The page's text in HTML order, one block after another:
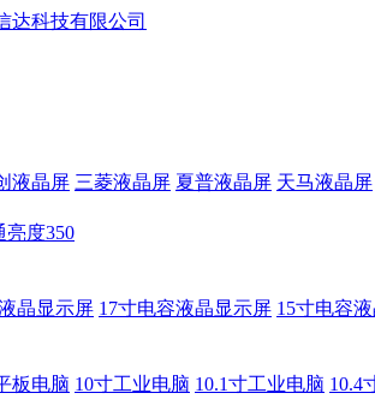
液晶屏 三菱液晶屏 夏普液晶屏 天马液晶屏
亮度350
晶显示屏 17寸电容液晶显示屏 15寸电容
板电脑 10寸工业电脑 10.1寸工业电脑 10.4